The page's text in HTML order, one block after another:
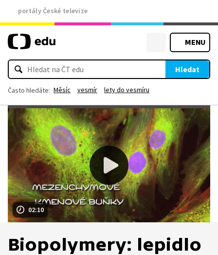
portály České televize
MENU
Hledat
Často hledáte: Měsíc vesmír lety do vesmíru
02:10
Biopolymery: lepidlo